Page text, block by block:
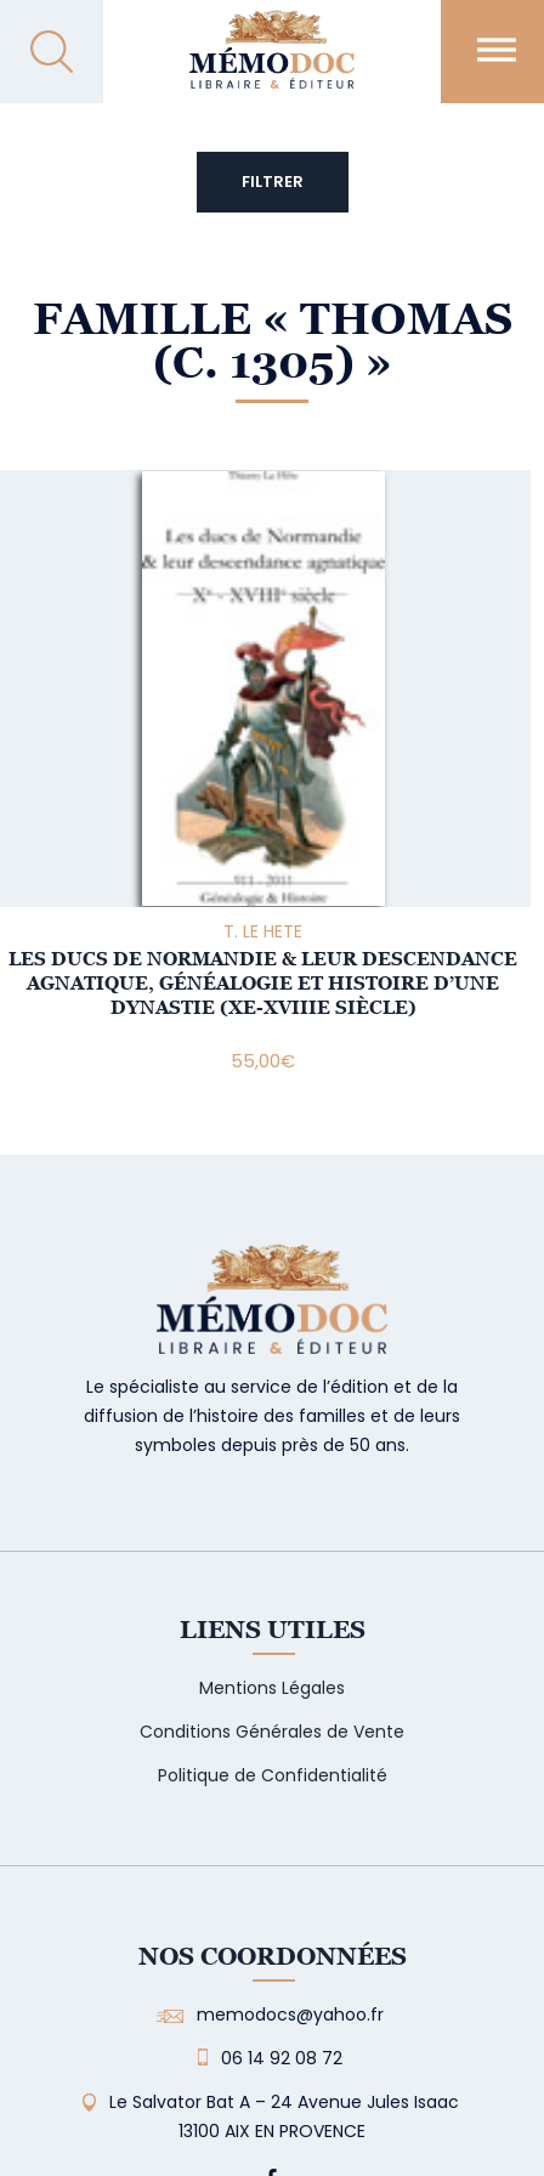
FAMILLE « THOMAS
(C. 1305) »
T. LE HETE
LES DUCS DE NORMANDIE & LEUR DESCENDANCE
AGNATIQUE, GÉNÉALOGIE ET HISTOIRE D’UNE
DYNASTIE (XE-XVIIIE SIÈCLE)
55,00€
FILTRER
Le spécialiste au service de l’édition et de la
diffusion de l’histoire des familles et de leurs
symboles depuis près de 50 ans.
LIENS UTILES
Mentions Légales
Conditions Générales de Vente
Politique de Confidentialité
NOS COORDONNÉES
memodocs@yahoo.fr
06 14 92 08 72
Le Salvator Bat A – 24 Avenue Jules Isaac
13100 AIX EN PROVENCE